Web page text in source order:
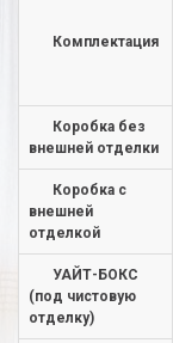
Комплектация
Коробка без
внешней отделки
Коробка с
внешней
отделкой
УАЙТ-БОКС
(под чистовую
отделку)